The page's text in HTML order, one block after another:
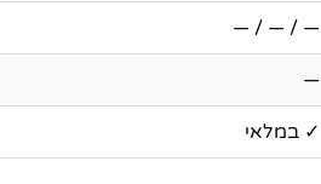
— / — / —
—
✓ במלאי